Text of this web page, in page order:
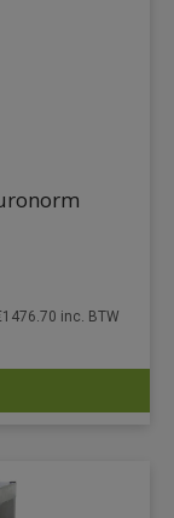
DETAILS
1476.70 inc. BTW